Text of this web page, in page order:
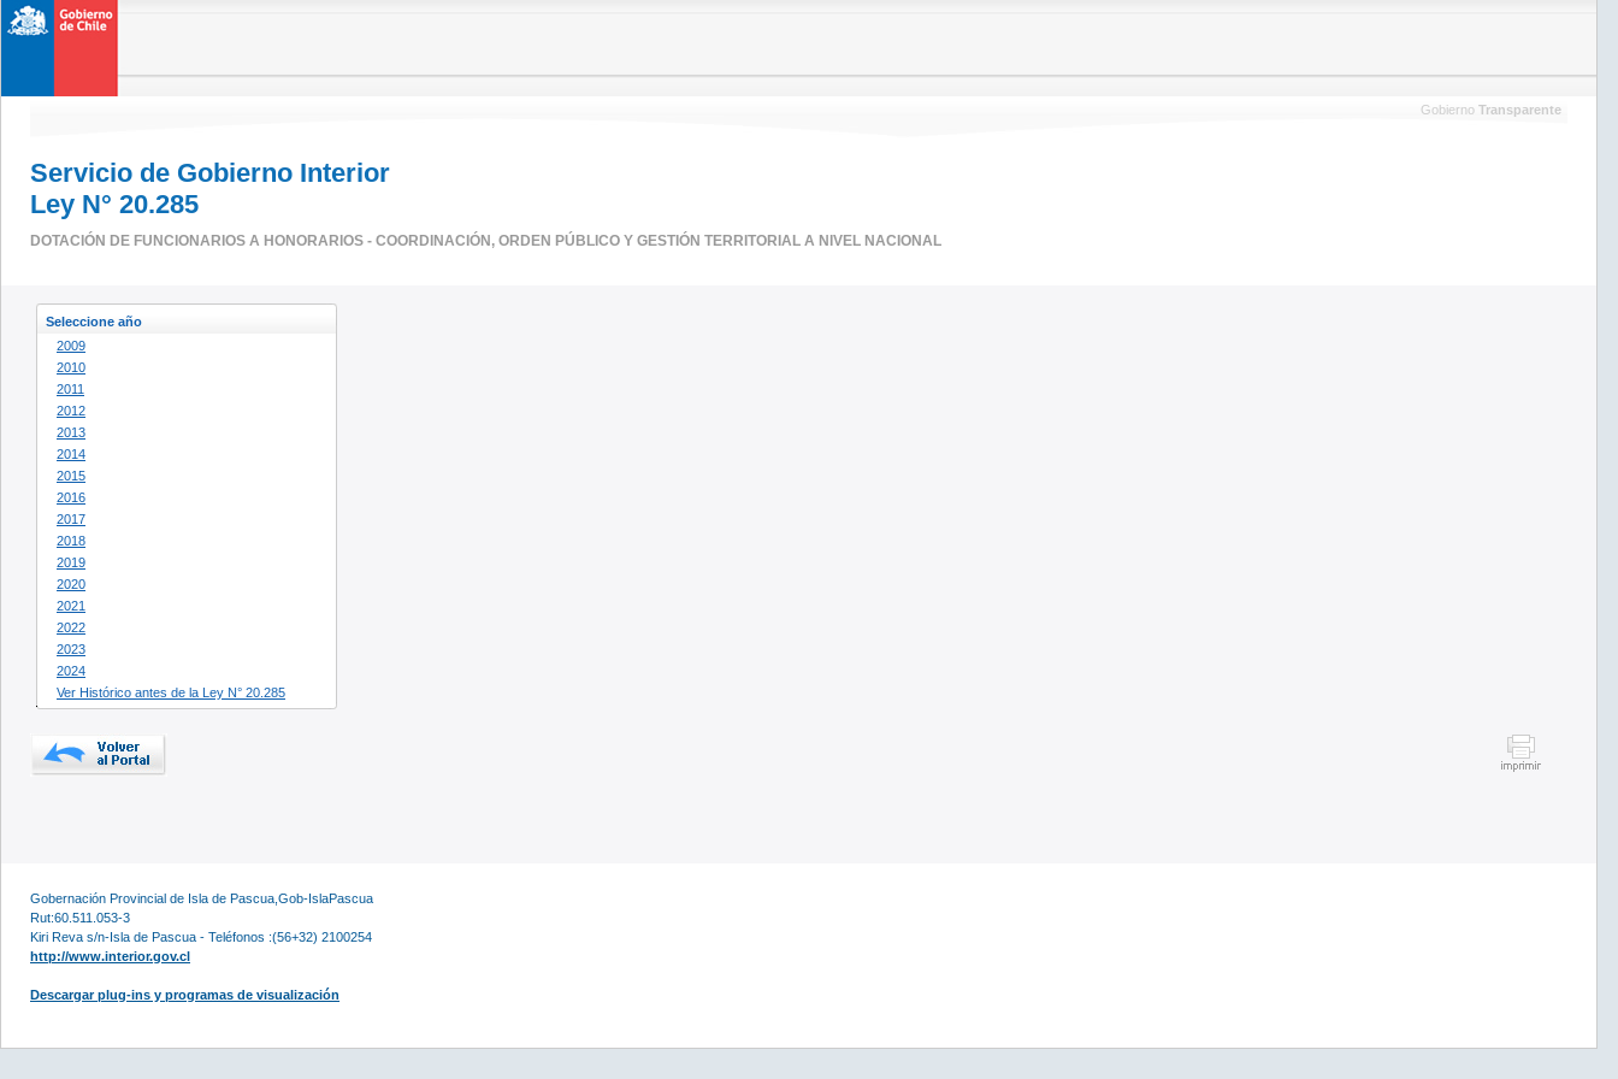
Gobierno Transparente
Servicio de Gobierno Interior
Ley N° 20.285
DOTACIÓN DE FUNCIONARIOS A HONORARIOS - COORDINACIÓN, ORDEN PÚBLICO Y GESTIÓN TERRITORIAL A NIVEL NACIONAL
Seleccione año
2009
2010
2011
2012
2013
2014
2015
2016
2017
2018
2019
2020
2021
2022
2023
2024
Ver Histórico antes de la Ley N° 20.285
Gobernación Provincial de Isla de Pascua,Gob-IslaPascua
Rut:60.511.053-3
Kiri Reva s/n-Isla de Pascua - Teléfonos :(56+32) 2100254
http://www.interior.gov.cl
Descargar plug-ins y programas de visualización